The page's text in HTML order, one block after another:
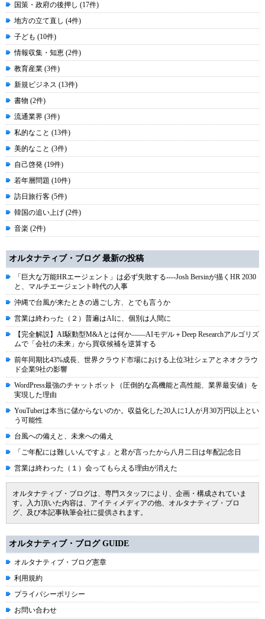
国策・政府の後押し (17件)
地方の立て直し (4件)
子ども (10件)
情報収集・知恵 (2件)
教育産業 (3件)
新規ビジネス (13件)
書物 (2件)
流通業界 (3件)
私的なこと (13件)
美的なこと (3件)
自己啓発 (19件)
若年層問題 (10件)
訪日旅行客 (5件)
韓国の追い上げ (2件)
音楽 (2件)
オルタナティブ・ブログ 最新の投稿
「巨大な万能HRエージェント」は必ず失敗する----Josh Bersinが描くHR 2030
と、マルチエージェント時代の人事
沖縄で台風が来たときの過ごし方、とでも言うか
営業は終わった（２）普遍はAIに、個別は人間に
【完全解説】AI駆動型M&Aとは何か――AIモデル＋Deep Researchアルゴリズ
ムで「会社の未来」から買収候補を逆算する
前年同期比43%成長、世界クラウド市場における上位3社シェアとネオクラウ
ド企業9社の影響
WordPress最強のチャットボット（圧倒的な高機能と高性能、業界最安値）を
実現した理由
YouTuberは本当に儲からないのか。収益化した20人に1人が月30万円以上とい
う可能性
台風への備えと、未来への備え
「ご年配には難しいんですよ」と君が言ったから八月二日は年配記念日
営業は終わった（１）会ってもらえる理由が消えた
オルタナティブ・ブログは、専門スタッフにより、企画・構成されていま
す。入力頂いた内容は、アイティメディアの他、オルタナティブ・ブロ
グ、及び本記事執筆会社に提供されます。
オルタナティブ・ブログ GUIDE
オルタナティブ・ブログ憲章
利用規約
プライバシーポリシー
お問い合わせ